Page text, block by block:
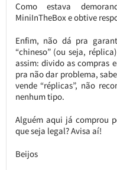
Como estava
MiniInTheBox e obtive
Enfim, não dá pra
“chineso” (ou seja,
assim: divido as compras
pra não dar problema,
vende “réplicas”, não
nenhum tipo.
Alguém aqui já comprou
que seja legal? Avisa aí!
Beijos